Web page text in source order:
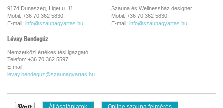
9174 Dunaszeg, Liget u. 11.
Mobil: +36 70 362 5830
E-mail: info@szaunagyartas.hu
Szauna és Wellnessház designer
Mobil: +36 70 362 5830
E-mail: info@szaunagyartas.hu
Lévay Bendegúz
Nemzetközi értékesítési igazgató
Telefon: +36 70 362 5597
E-mail:
levay.bendeguz@szaunagyartas.hu
Állásajánlatok Online szauna felmérés